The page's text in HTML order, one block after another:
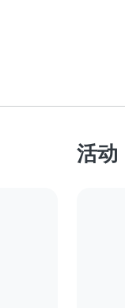
活动